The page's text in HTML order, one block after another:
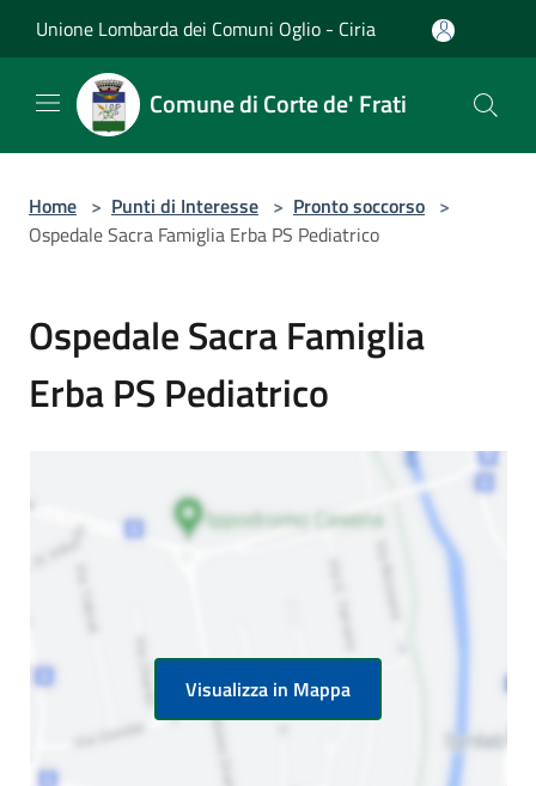
Unione Lombarda dei Comuni Oglio - Ciria
Comune di Corte de' Frati
Home > Punti di Interesse > Pronto soccorso >
Ospedale Sacra Famiglia Erba PS Pediatrico
Ospedale Sacra Famiglia
Erba PS Pediatrico
Visualizza in Mappa